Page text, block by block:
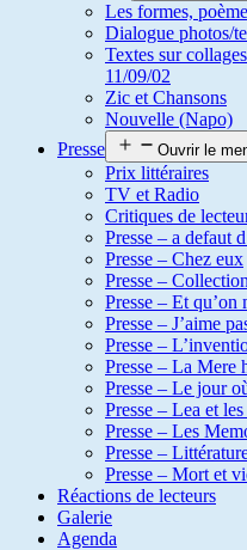
Les formes,
Dialogue photos/
Textes sur
11/09/02
Zic et Chansons
Nouvelle (Napo)
Presse
Ouvrir le
Prix littéraires
TV et Radio
Critiques de
Presse – a defaut
Presse – Chez eux
Presse –
Presse – Et qu’on
Presse – J’aime
Presse –
Presse – La Mere
Presse – Le jour
Presse – Lea et
Presse – Les
Presse –
Presse – Mort et
Réactions de lecteurs
Galerie
Agenda